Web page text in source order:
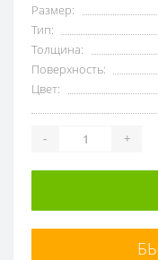
Размер:
Тип:
Толщина:
Поверхность:
Цвет:
- +